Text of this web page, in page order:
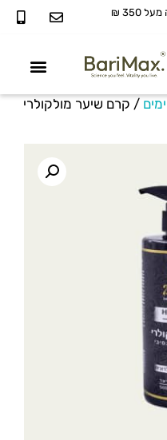
350 ₪
/ קרם שיער מולקולרי